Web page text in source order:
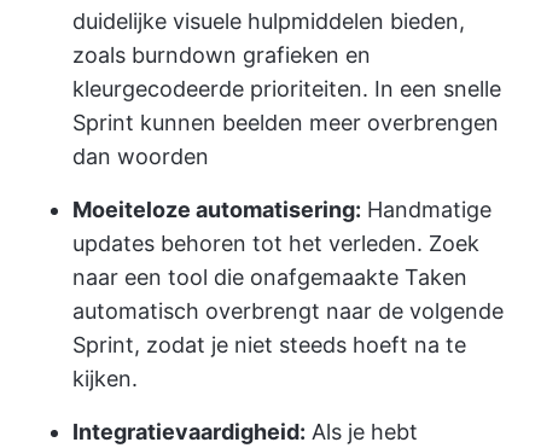
duidelijke visuele hulpmiddelen bieden,
zoals burndown grafieken en
kleurgecodeerde prioriteiten. In een snelle
Sprint kunnen beelden meer overbrengen
dan woorden
Moeiteloze automatisering: Handmatige
updates behoren tot het verleden. Zoek
naar een tool die onafgemaakte Taken
automatisch overbrengt naar de volgende
Sprint, zodat je niet steeds hoeft na te
kijken.
Integratievaardigheid: Als je hebt